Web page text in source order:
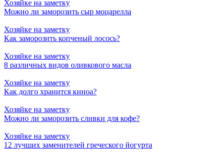
Хозяйке на заметку
Можно ли заморозить сыр моцарелла
Хозяйке на заметку
Как заморозить копченый лосось?
Хозяйке на заметку
8 различных видов оливкового масла
Хозяйке на заметку
Как долго хранится киноа?
Хозяйке на заметку
Можно ли заморозить сливки для кофе?
Хозяйке на заметку
12 лучших заменителей греческого йогурта